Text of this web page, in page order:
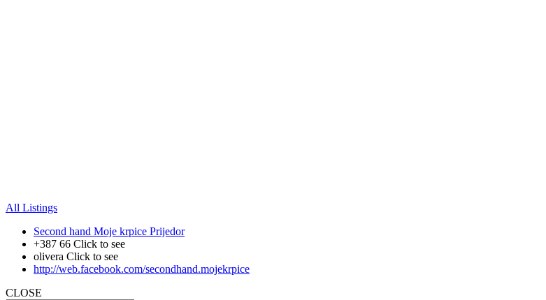
All Listings
Second hand Moje krpice Prijedor
+387 66 Click to see
olivera Click to see
http://web.facebook.com/secondhand.mojekrpice
CLOSE